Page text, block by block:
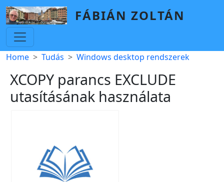
Skip to main content
FÁBIÁN ZOLTÁN
Breadcrumb
Home Tudás Windows desktop rendszerek
XCOPY parancs EXCLUDE
utasításának használata